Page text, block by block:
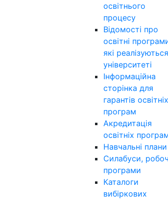
освітнього
процесу
Відомості про
освітні
які
університеті
Інформаційна
сторінка для
гарантів освітніх
програм
Акредитація
освітніх
Навчальні плани
Силабуси,
програми
Каталоги
вибіркових